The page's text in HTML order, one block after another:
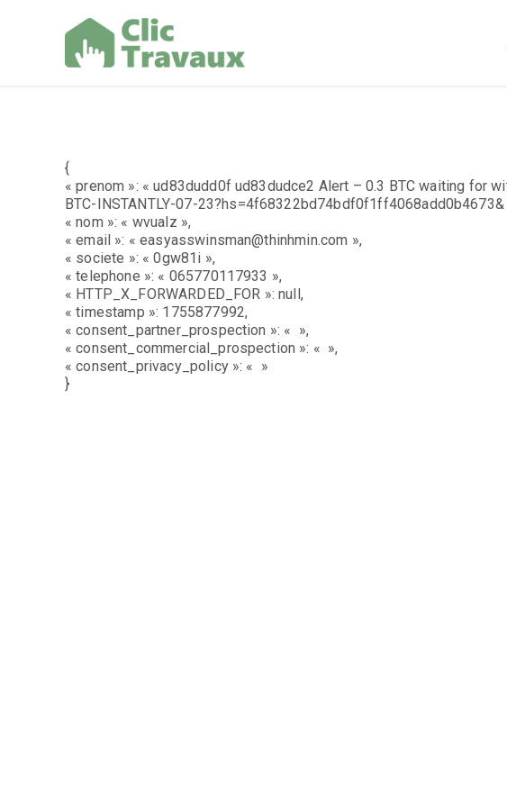
{
« prenom »: « ud83dudd0f ud83dudce2 Alert – 0.3 BTC waiting for
BTC-INSTANTLY-07-
« nom »: « wvualz »,
« email »: « easyasswinsman@thinhmin.com »,
« societe »: « 0gw81i »,
« telephone »: « 065770117933 »,
« HTTP_X_FORWARDED_FOR »: null,
« timestamp »: 1755877992,
« consent_partner_prospection »: « »,
« consent_commercial_prospection »: « »,
« consent_privacy_policy »: « »
}